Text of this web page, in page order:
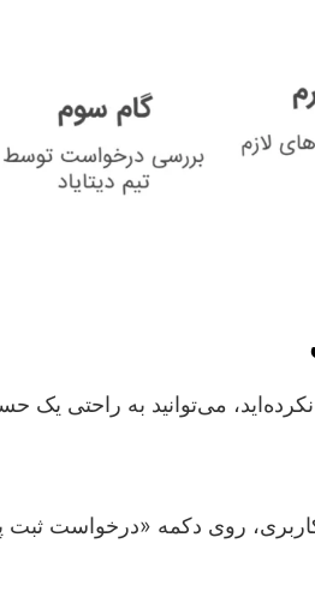
می‌توانید به راحتی یک
روی دکمه «درخواست ثبت